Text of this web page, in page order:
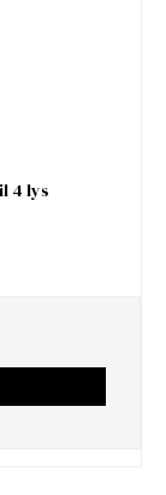
4 lys